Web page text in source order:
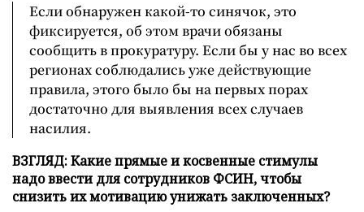
Если обнаружен какой-то синячок, это
фиксируется, об этом врачи обязаны
сообщить в прокуратуру. Если бы у нас во всех
регионах соблюдались уже действующие
правила, этого было бы на первых порах
достаточно для выявления всех случаев
насилия.
ВЗГЛЯД: Какие прямые и косвенные стимулы
надо ввести для сотрудников ФСИН, чтобы
снизить их мотивацию унижать заключенных?